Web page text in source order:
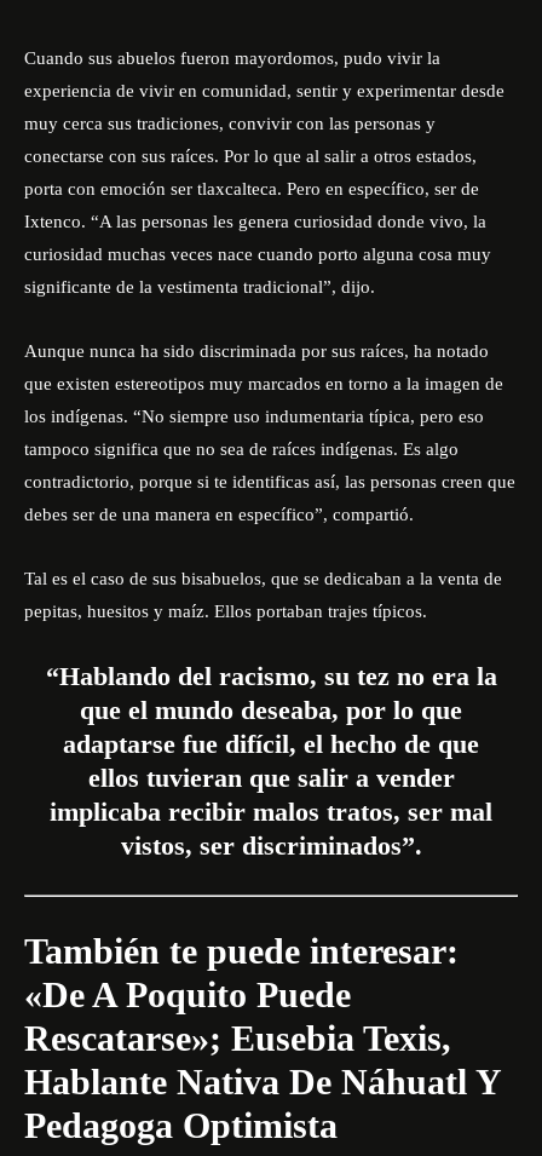
Cuando sus abuelos fueron mayordomos, pudo vivir la
experiencia de vivir en comunidad, sentir y experimentar desde
muy cerca sus tradiciones, convivir con las personas y
conectarse con sus raíces. Por lo que al salir a otros estados,
porta con emoción ser tlaxcalteca. Pero en específico, ser de
Ixtenco. “A las personas les genera curiosidad donde vivo, la
curiosidad muchas veces nace cuando porto alguna cosa muy
significante de la vestimenta tradicional”, dijo.
Aunque nunca ha sido discriminada por sus raíces, ha notado
que existen estereotipos muy marcados en torno a la imagen de
los indígenas. “No siempre uso indumentaria típica, pero eso
tampoco significa que no sea de raíces indígenas. Es algo
contradictorio, porque si te identificas así, las personas creen que
debes ser de una manera en específico”, compartió.
Tal es el caso de sus bisabuelos, que se dedicaban a la venta de
pepitas, huesitos y maíz. Ellos portaban trajes típicos.
“Hablando del racismo, su tez no era la
que el mundo deseaba, por lo que
adaptarse fue difícil, el hecho de que
ellos tuvieran que salir a vender
implicaba recibir malos tratos, ser mal
vistos, ser discriminados”.
También te puede interesar:
«De A Poquito Puede
Rescatarse»; Eusebia Texis,
Hablante Nativa De Náhuatl Y
Pedagoga Optimista